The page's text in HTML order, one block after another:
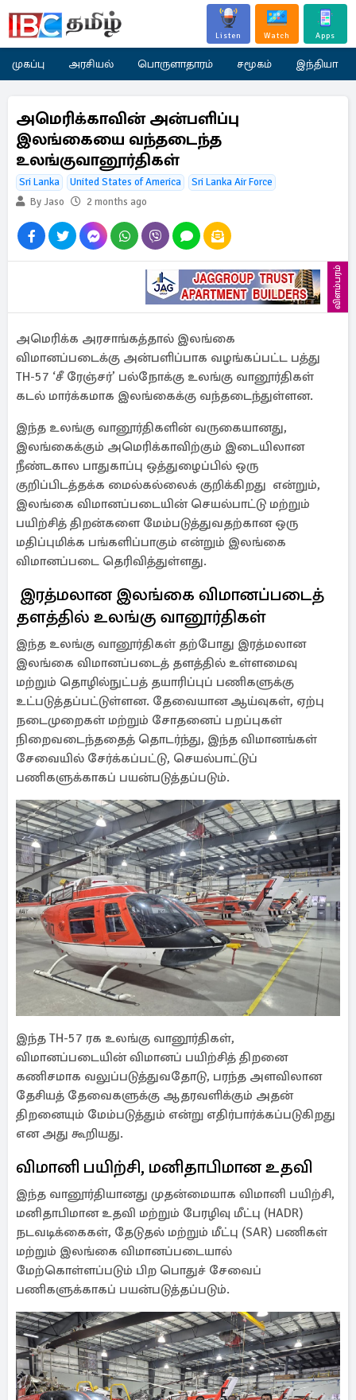
Listen Watch Apps
முகப்பு அரசியல் பொருளாதாரம் சமூகம் இந்தியா
அமெரிக்காவின் அன்பளிப்பு
இலங்கையை வந்தடைந்த
உலங்குவானூர்திகள்
Sri Lanka United States of America
Sri Lanka Air Force
By Jaso
2 months ago
விளம்பரம்
அமெரிக்க அரசாங்கத்தால் இலங்கை
விமானப்படைக்கு அன்பளிப்பாக வழங்கப்பட்ட பத்து
TH-57 ‘சீ ரேஞ்சர்’ பல்நோக்கு உலங்கு வானூர்திகள்
கடல் மார்க்கமாக இலங்கைக்கு வந்தடைந்துள்ளன.
இந்த உலங்கு வானூர்திகளின் வருகையானது,
இலங்கைக்கும் அமெரிக்காவிற்கும் இடையிலான
நீண்டகால பாதுகாப்பு ஒத்துழைப்பில் ஒரு
குறிப்பிடத்தக்க மைல்கல்லைக் குறிக்கிறது என்றும்,
இலங்கை விமானப்படையின் செயல்பாட்டு மற்றும்
பயிற்சித் திறன்களை மேம்படுத்துவதற்கான ஒரு
மதிப்புமிக்க பங்களிப்பாகும் என்றும் இலங்கை
விமானப்படை தெரிவித்துள்ளது.
இரத்மலான இலங்கை விமானப்படைத்
தளத்தில் உலங்கு வானூர்திகள்
இந்த உலங்கு வானூர்திகள் தற்போது இரத்மலான
இலங்கை விமானப்படைத் தளத்தில் உள்ளமைவு
மற்றும் தொழில்நுட்பத் தயாரிப்புப் பணிகளுக்கு
உட்படுத்தப்பட்டுள்ளன. தேவையான ஆய்வுகள், ஏற்பு
நடைமுறைகள் மற்றும் சோதனைப் பறப்புகள்
நிறைவடைந்ததைத் தொடர்ந்து, இந்த விமானங்கள்
சேவையில் சேர்க்கப்பட்டு, செயல்பாட்டுப்
பணிகளுக்காகப் பயன்படுத்தப்படும்.
இந்த TH-57 ரக உலங்கு வானூர்திகள்,
விமானப்படையின் விமானப் பயிற்சித் திறனை
கணிசமாக வலுப்படுத்துவதோடு, பரந்த அளவிலான
தேசியத் தேவைகளுக்கு ஆதரவளிக்கும் அதன்
திறனையும் மேம்படுத்தும் என்று எதிர்பார்க்கப்படுகிறது
என அது கூறியது.
விமானி பயிற்சி, மனிதாபிமான உதவி
இந்த வானூர்தியானது முதன்மையாக விமானி பயிற்சி,
மனிதாபிமான உதவி மற்றும் பேரழிவு மீட்பு (HADR)
நடவடிக்கைகள், தேடுதல் மற்றும் மீட்பு (SAR) பணிகள்
மற்றும் இலங்கை விமானப்படையால்
மேற்கொள்ளப்படும் பிற பொதுச் சேவைப்
பணிகளுக்காகப் பயன்படுத்தப்படும்.